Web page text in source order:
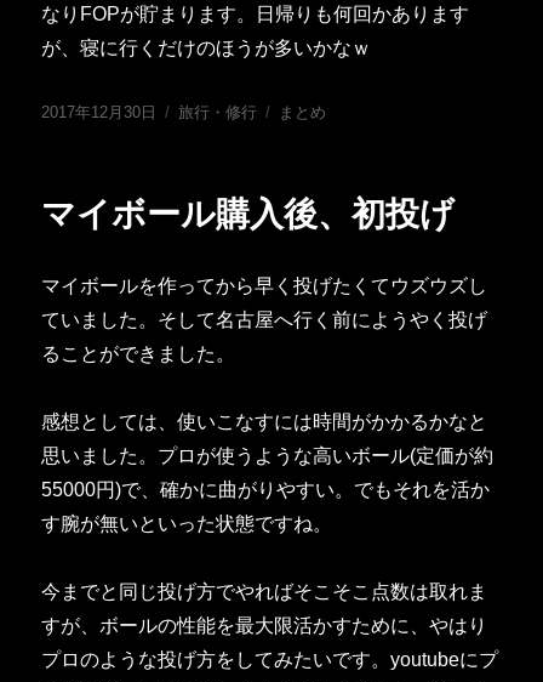
なりFOPが貯まります。日帰りも何回かあります
が、寝に行くだけのほうが多いかなｗ
投
2017年12月30日
カ
ー
旅行・修行
タ
まとめ
マイボール購入後、初投げ
マイボールを作ってから早く投げたくてウズウズし
ていました。そして名古屋へ行く前にようやく投げ
ることができました。
感想としては、使いこなすには時間がかかるかなと
思いました。プロが使うような高いボール(定価が約
55000円)で、確かに曲がりやすい。でもそれを活か
す腕が無いといった状態ですね。
今までと同じ投げ方でやればそこそこ点数は取れま
すが、ボールの性能を最大限活かすために、やはり
プロのような投げ方をしてみたいです。youtubeにプ